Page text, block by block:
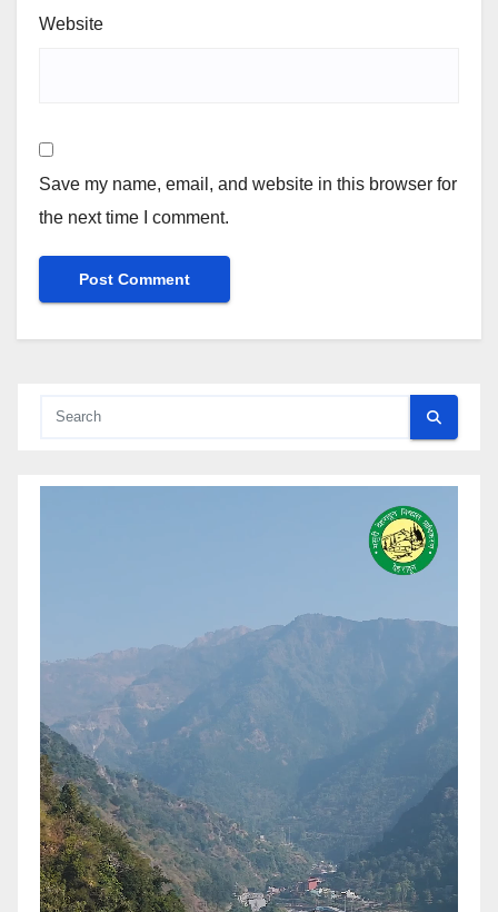
Website
Save my name, email, and website in this browser for
the next time I comment.